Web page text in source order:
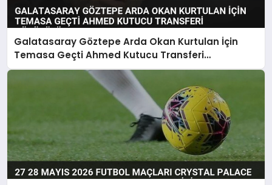
Galatasaray Göztepe Arda Okan Kurtulan İçin
Temasa Geçti Ahmed Kutucu Transferi
Görüşülüyor